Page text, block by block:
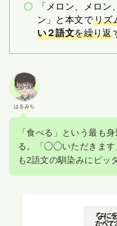
「メロン、メロ
ン」と本文でリズ
い２語文を繰り返
はるみち
「食べる」という最も
る。「◯◯いただきます
も2語文の馴染みにピッ